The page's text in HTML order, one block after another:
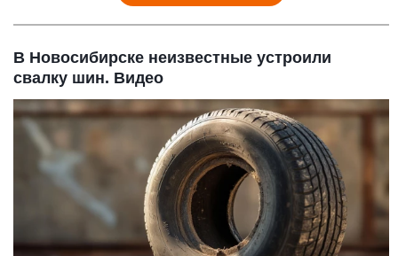
В Новосибирске неизвестные устроили
свалку шин. Видео